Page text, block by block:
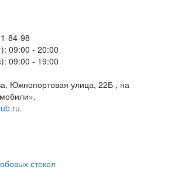
84-98
09:00 - 20:00
09:00 - 19:00
Южнопортовая улица, 22Б , на
стекол